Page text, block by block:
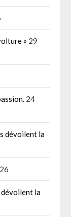
» 29
24
dévoilent la
la